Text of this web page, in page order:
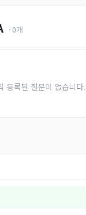
· 0개
등록된 질문이 없습니다.